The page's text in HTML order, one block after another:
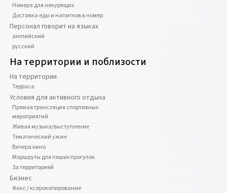
Номера для некурящих
Доставка еды и напитков в номер
Персонал говорит на языках
английский
русский
На территории и поблизости
На территории
Терраса
Условия для активного отдыха
Прямая трансляция спортивных
мероприятий
Живая музыка/выступление
Тематический ужин
Вечера кино
Маршруты для пеших прогулок
За территорией
Бизнес
Факс / ксерокопирование